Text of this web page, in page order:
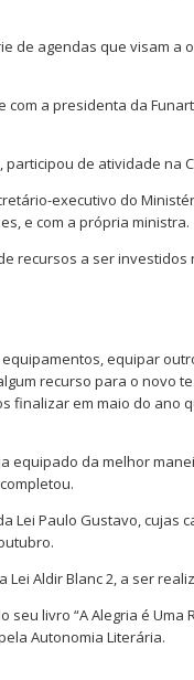
de agendas que visam a
a presidenta da
participou de atividade na
executivo do
e com a própria ministra.
recursos a ser
equipar
recurso para o novo
finalizar em maio do ano
equipado da melhor
Lei Paulo Gustavo, cujas
Aldir Blanc 2, a ser
livro “A Alegria é Uma
Autonomia Literária.